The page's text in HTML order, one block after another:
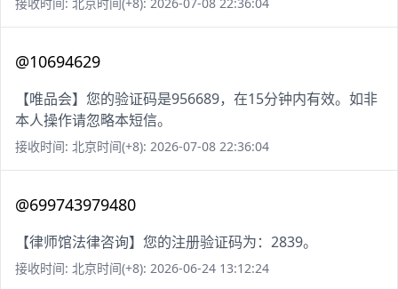
接收时间: 北京时间(+8): 2026-07-08 22:36:04
@10694629
【唯品会】您的验证码是956689，在15分钟内有效。如非
本人操作请忽略本短信。
接收时间: 北京时间(+8): 2026-07-08 22:36:04
@699743979480
【律师馆法律咨询】您的注册验证码为：2839。
接收时间: 北京时间(+8): 2026-06-24 13:12:24